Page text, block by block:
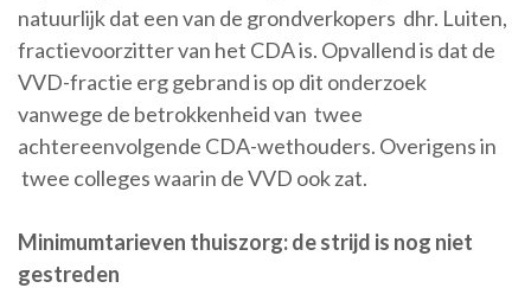
natuurlijk dat een van de grondverkopers dhr. Luiten,
fractievoorzitter van het CDA is. Opvallend is dat de
VVD-fractie erg gebrand is op dit onderzoek
vanwege de betrokkenheid van twee
achtereenvolgende CDA-wethouders. Overigens in
twee colleges waarin de VVD ook zat.
Minimumtarieven thuiszorg: de strijd is nog niet
gestreden